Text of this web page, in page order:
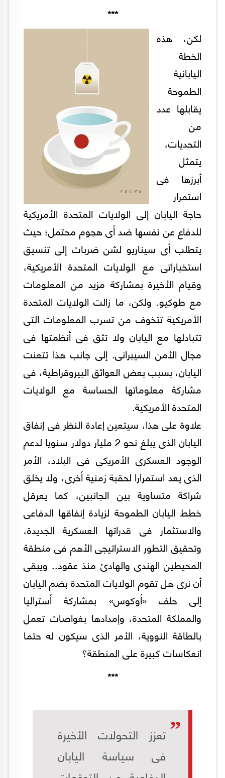
***
لكن، هذه
الخطة
اليابانية
الطموحة
يقابلها عدد
من
التحديات،
يتمثل
أبرزها فى
استمرار
حاجة اليابان إلى الولايات المتحدة الأمريكية
للدفاع عن نفسها ضد أى هجوم محتمل؛ حيث
يتطلب أى سيناريو لشن ضربات إلى تنسيق
استخباراتى مع الولايات المتحدة الأمريكية،
وقيام الأخيرة بمشاركة مزيد من المعلومات
مع طوكيو. ولكن، ما زالت الولايات المتحدة
الأمريكية تتخوف من تسرب المعلومات التى
تتبادلها مع اليابان ولا تثق فى أنظمتها فى
مجال الأمن السيبرانى. إلى جانب هذا تتعنت
اليابان، بسبب بعض العوائق البيروقراطية، فى
مشاركة معلوماتها الحساسة مع الولايات
المتحدة الأمريكية.
علاوة على هذا، سيتعين إعادة النظر فى إنفاق
اليابان الذى يبلغ نحو 2 مليار دولار سنويا لدعم
الوجود العسكرى الأمريكى فى البلاد، الأمر
الذى يعد استمرارا لحقبة زمنية أخرى، ولا يخلق
شراكة متساوية بين الجانبين، كما يعرقل
خطط اليابان الطموحة لزيادة إنفاقها الدفاعى
والاستثمار فى قدراتها العسكرية الجديدة،
وتحقيق التطور الاستراتيجى الأهم فى منطقة
المحيطين الهندى والهادئ منذ عقود.. ويبقى
أن نرى هل تقوم الولايات المتحدة بضم اليابان
إلى حلف «أوكوس» بمشاركة أستراليا
والمملكة المتحدة، وإمدادها بغواصات تعمل
بالطاقة النووية، الأمر الذى سيكون له حتما
انعكاسات كبيرة على المنطقة؟
***
تعزز التحولات الأخيرة
فى سياسة اليابان